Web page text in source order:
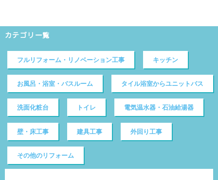
カテゴリ一覧
フルリフォーム・リノベーション工事 キッチン
お風呂・浴室・バスルーム タイル浴室からユニットバス
洗面化粧台 トイレ 電気温水器・石油給湯器
壁・床工事 建具工事 外回り工事
その他のリフォーム